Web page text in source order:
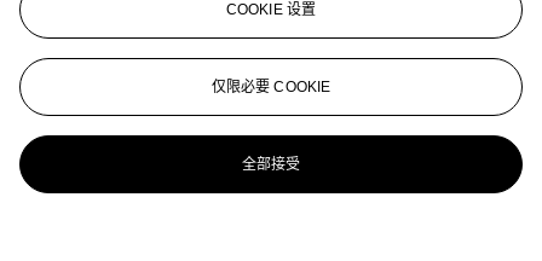
COOKIE 设置
仅限必要 COOKIE
全部接受